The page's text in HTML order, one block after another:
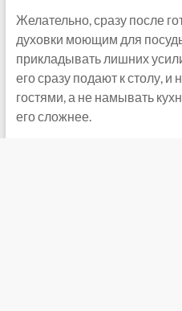
Желательно, сразу после
духовки моющим для
прикладывать лишних
его сразу подают к столу, и
гостями, а не намывать
его сложнее.